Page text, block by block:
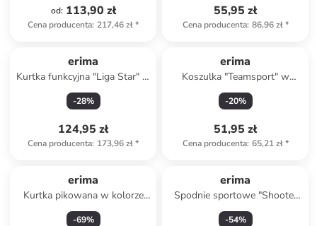
od: 113,90 zł
Cena producenta: 217,46 zł*
55,95 zł
Cena producenta: 86,96 zł*
erima
Kurtka funkcyjna "Liga Star" w
kolorze czarnym
-28%
124,95 zł
Cena producenta: 173,96 zł*
erima
Koszulka "Teamsport" w
kolorze zielonym
-20%
51,95 zł
Cena producenta: 65,21 zł*
erima
Kurtka pikowana w kolorze
czarnym
-69%
erima
Spodnie sportowe "Shooter
2.0" w kolorze czarnym
-54%